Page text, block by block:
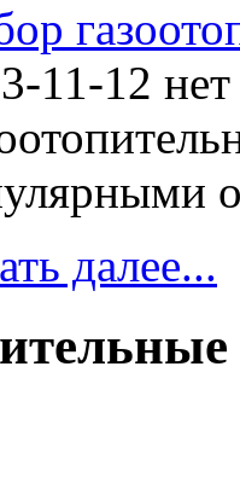
11-12
далее...